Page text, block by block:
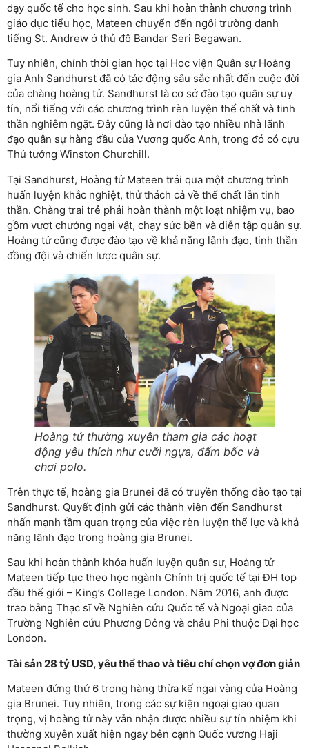
dạy quốc tế cho học sinh. Sau khi hoàn thành chương trình
giáo dục tiểu học, Mateen chuyển đến ngôi trường danh
tiếng St. Andrew ở thủ đô Bandar Seri Begawan.
Tuy nhiên, chính thời gian học tại Học viện Quân sự Hoàng
gia Anh Sandhurst đã có tác động sâu sắc nhất đến cuộc đời
của chàng hoàng tử. Sandhurst là cơ sở đào tạo quân sự uy
tín, nổi tiếng với các chương trình rèn luyện thể chất và tinh
thần nghiêm ngặt. Đây cũng là nơi đào tạo nhiều nhà lãnh
đạo quân sự hàng đầu của Vương quốc Anh, trong đó có cựu
Thủ tướng Winston Churchill.
Tại Sandhurst, Hoàng tử Mateen trải qua một chương trình
huấn luyện khắc nghiệt, thử thách cả về thể chất lẫn tinh
thần. Chàng trai trẻ phải hoàn thành một loạt nhiệm vụ, bao
gồm vượt chướng ngại vật, chạy sức bền và diễn tập quân sự.
Hoàng tử cũng được đào tạo về khả năng lãnh đạo, tinh thần
đồng đội và chiến lược quân sự.
Hoàng tử thường xuyên tham gia các hoạt
động yêu thích như cưỡi ngựa, đấm bốc và
chơi polo.
Trên thực tế, hoàng gia Brunei đã có truyền thống đào tạo tại
Sandhurst. Quyết định gửi các thành viên đến Sandhurst
nhấn mạnh tầm quan trọng của việc rèn luyện thể lực và khả
năng lãnh đạo trong hoàng gia Brunei.
Sau khi hoàn thành khóa huấn luyện quân sự, Hoàng tử
Mateen tiếp tục theo học ngành Chính trị quốc tế tại ĐH top
đầu thế giới – King’s College London. Năm 2016, anh được
trao bằng Thạc sĩ về Nghiên cứu Quốc tế và Ngoại giao của
Trường Nghiên cứu Phương Đông và châu Phi thuộc Đại học
London.
Tài sản 28 tỷ USD, yêu thể thao và tiêu chí chọn vợ đơn giản
Mateen đứng thứ 6 trong hàng thừa kế ngai vàng của Hoàng
gia Brunei. Tuy nhiên, trong các sự kiện ngoại giao quan
trọng, vị hoàng tử này vẫn nhận được nhiều sự tín nhiệm khi
thường xuyên xuất hiện ngay bên cạnh Quốc vương Haji